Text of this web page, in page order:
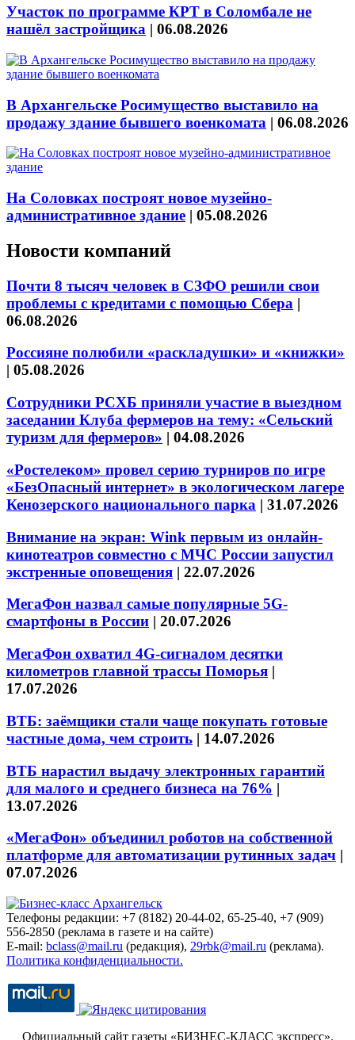
Участок по программе КРТ в Соломбале не
нашёл застройщика | 06.08.2026
В Архангельске Росимущество выставило на
продажу здание бывшего военкомата | 06.08.2026
На Соловках построят новое музейно-
административное здание | 05.08.2026
Новости компаний
Почти 8 тысяч человек в СЗФО решили свои
проблемы с кредитами с помощью Сбера |
06.08.2026
Россияне полюбили «раскладушки» и «книжки»
| 05.08.2026
Сотрудники РСХБ приняли участие в выездном
заседании Клуба фермеров на тему: «Сельский
туризм для фермеров» | 04.08.2026
«Ростелеком» провел серию турниров по игре
«БезОпасный интернет» в экологическом лагере
Кенозерского национального парка | 31.07.2026
Внимание на экран: Wink первым из онлайн-
кинотеатров совместно с МЧС России запустил
экстренные оповещения | 22.07.2026
МегаФон назвал самые популярные 5G-
смартфоны в России | 20.07.2026
МегаФон охватил 4G-сигналом десятки
километров главной трассы Поморья |
17.07.2026
ВТБ: заёмщики стали чаще покупать готовые
частные дома, чем строить | 14.07.2026
ВТБ нарастил выдачу электронных гарантий
для малого и среднего бизнеса на 76% |
13.07.2026
«МегаФон» объединил роботов на собственной
платформе для автоматизации рутинных задач |
07.07.2026
Телефоны редакции: +7 (8182) 20-44-02, 65-25-40, +7 (909)
556-2850 (реклама в газете и на сайте)
E-mail: bclass@mail.ru (редакция), 29rbk@mail.ru (реклама).
Политика конфиденциальности.
Официальный сайт газеты «БИЗНЕС-КЛАСС экспресс».